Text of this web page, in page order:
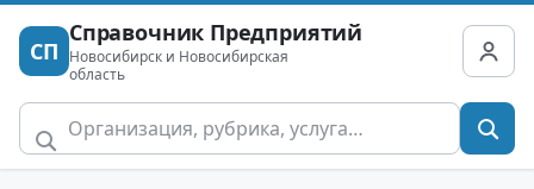
СП
Справочник Предприятий
Новосибирск и Новосибирская
область